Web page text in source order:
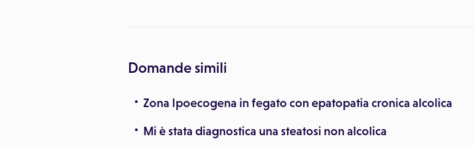
Domande simili
Zona Ipoecogena in fegato con epatopatia cronica alcolica
Mi è stata diagnostica una steatosi non alcolica